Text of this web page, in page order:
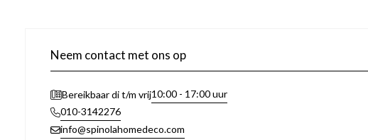
Neem contact met ons op
Bereikbaar di t/m vrij10:00 - 17:00 uur
010-3142276
info@spinolahomedeco.com